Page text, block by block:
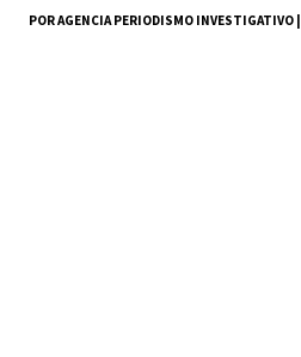
POR AGENCIA PERIODISMO INVESTIGATIVO |